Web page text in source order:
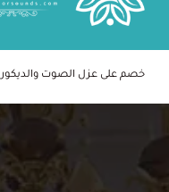
خصم على عزل الصوت والديكور